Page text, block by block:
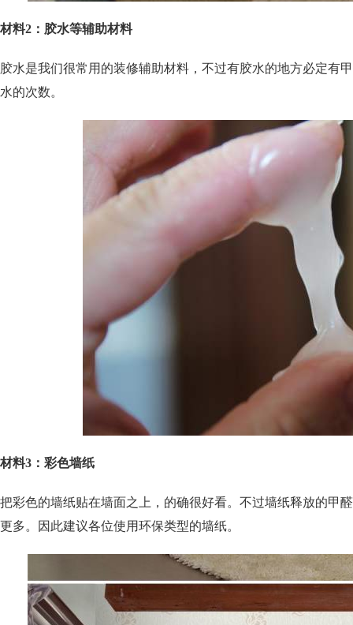
材料2：胶水等辅助材料
胶水是我们很常用的装修辅助材料，不过有胶水的地方必定有
水的次数。
材料3：彩色墙纸
把彩色的墙纸贴在墙面之上，的确很好看。不过墙纸释放的甲
更多。因此建议各位使用环保类型的墙纸。